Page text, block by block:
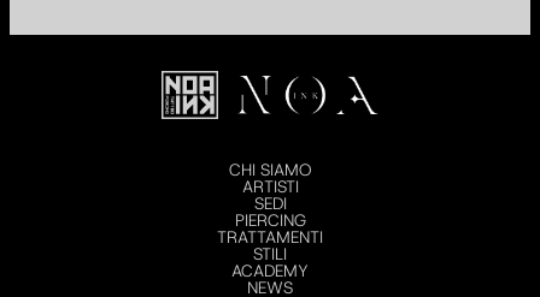
CHI SIAMO
ARTISTI
SEDI
PIERCING
TRATTAMENTI
STILI
ACADEMY
NEWS